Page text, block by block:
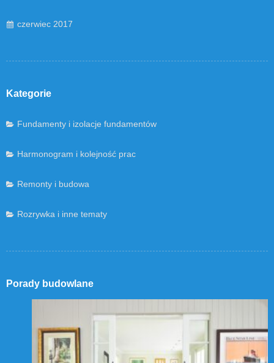
czerwiec 2017
Kategorie
Fundamenty i izolacje fundamentów
Harmonogram i kolejność prac
Remonty i budowa
Rozrywka i inne tematy
Porady budowlane